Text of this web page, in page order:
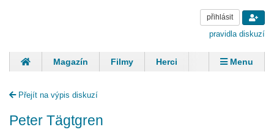
přihlásit
pravidla diskuzí
Magazín Filmy Herci
Zpěváci
Panovníci
Finančníci
Menu
Přejít na výpis diskuzí
Peter Tägtgren